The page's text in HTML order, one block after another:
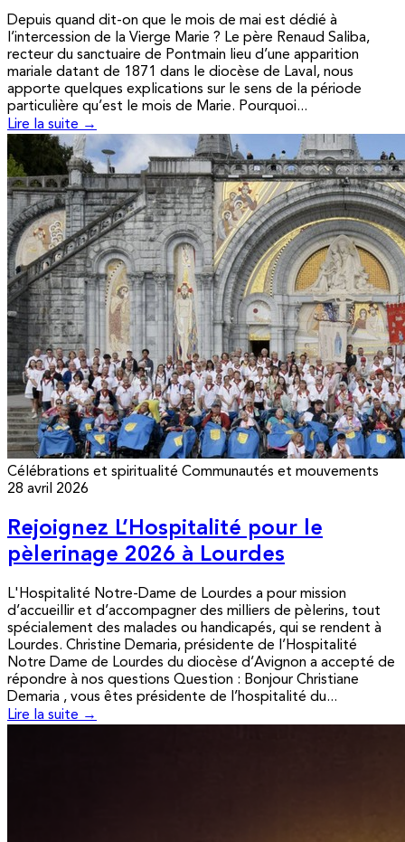
Depuis quand dit-on que le mois de mai est dédié à
l’intercession de la Vierge Marie ? Le père Renaud Saliba,
recteur du sanctuaire de Pontmain lieu d’une apparition
mariale datant de 1871 dans le diocèse de Laval, nous
apporte quelques explications sur le sens de la période
particulière qu’est le mois de Marie. Pourquoi...
Lire la suite →
Célébrations et spiritualité Communautés et mouvements
28 avril 2026
Rejoignez L’Hospitalité pour le
pèlerinage 2026 à Lourdes
L'Hospitalité Notre-Dame de Lourdes a pour mission
d’accueillir et d’accompagner des milliers de pèlerins, tout
spécialement des malades ou handicapés, qui se rendent à
Lourdes. Christine Demaria, présidente de l’Hospitalité
Notre Dame de Lourdes du diocèse d’Avignon a accepté de
répondre à nos questions Question : Bonjour Christiane
Demaria , vous êtes présidente de l’hospitalité du...
Lire la suite →